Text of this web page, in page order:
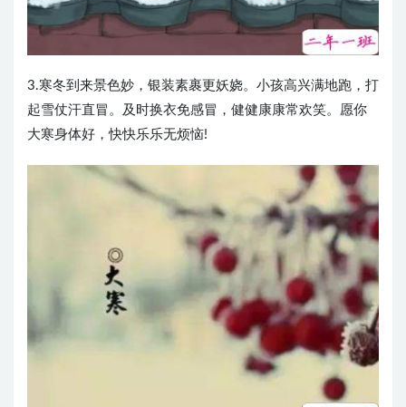
3.寒冬到来景色妙，银装素裹更妖娆。小孩高兴满地跑，打
起雪仗汗直冒。及时换衣免感冒，健健康康常欢笑。愿你
大寒身体好，快快乐乐无烦恼!